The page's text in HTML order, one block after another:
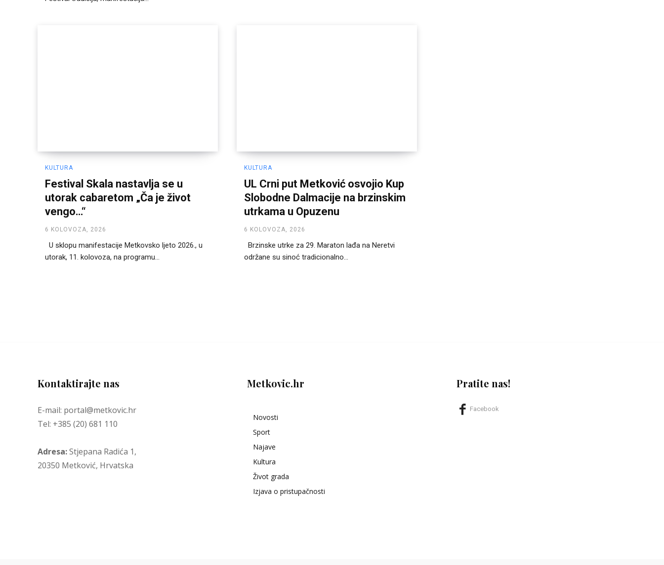
KULTURA
Festival Skala nastavlja se u
utorak cabaretom „Ča je život
vengo…“
6 KOLOVOZA, 2026
utorak, 11. kolovoza, na programu...
KULTURA
UL Crni put Metković osvojio Kup
Slobodne Dalmacije na brzinskim
utrkama u Opuzenu
6 KOLOVOZA, 2026
Brzinske utrke za 29. Maraton lađa na Neretvi
održane su sinoć tradicionalno...
Kontaktirajte nas
E-mail: portal@metkovic.hr
Tel: +385 (20) 681 110
Adresa:Stjepana Radića 1,
20350 Metković, Hrvatska
Metkovic.hr
Novosti
Sport
Najave
Kultura
Život grada
Izjava o pristupačnosti
Pratite nas!
Facebook